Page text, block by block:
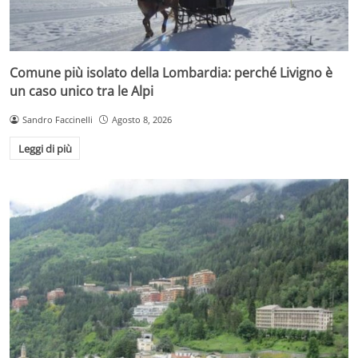
Comune più isolato della Lombardia: perché Livigno è
un caso unico tra le Alpi
Sandro Faccinelli Agosto 8, 2026
Leggi di più